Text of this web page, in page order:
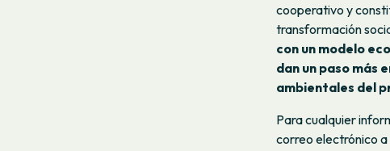
cooperativo y
transformación
con un modelo
dan un paso más
ambientales del
Para cualquier
correo electrónico a